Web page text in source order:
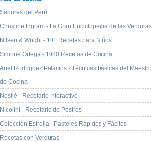
Sabores del Perú
Christine Ingram - La Gran Enciclopedia de las Verduras
Nilsen & Wright - 101 Recetas para Niños
Simone Ortega - 1080 Recetas de Cocina
Ariel Rodriguez Palacios - Técnicas básicas del Maestro
de Cocina
Nestlé - Recetario Interactivo
Nicolini - Recetario de Postres
Colección Estrella - Pasteles Rápidos y Fáciles
Recetas con Verduras